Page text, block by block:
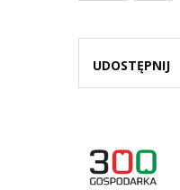
UDOSTĘPNIJ